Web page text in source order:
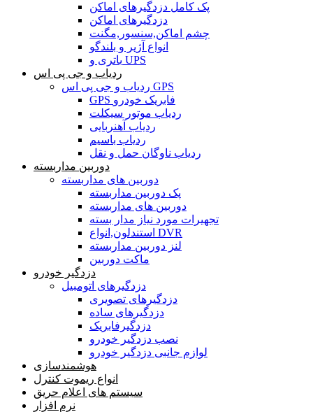
پک کامل دزدگیرهای اماکن
دزدگیرهای اماکن
چشم اماکن,سنسور,مگنت
انواع آژیر و بلندگو
باتری و UPS
ردیاب و جی پی اس
ردیاب و جی پی اس GPS
GPS فابریک خودرو
ردیاب موتور سیکلت
ردیاب آهنربایی
ردیاب باسیم
ردیاب ناوگان حمل و نقل
دوربین مداربسته
دوربین های مداربسته
پک دوربین مداربسته
دوربین های مداربسته
تجهیرات مورد نیاز مدار بسته
استندلون,انواع DVR
لنز دوربین مداربسته
ماکت دوربین
دزدگیر خودرو
دزدگیرهای اتومبیل
دزدگیرهای تصویری
دزدگیرهای ساده
دزدگیرفابریک
نصب دزدگیر خودرو
لوازم جانبی دزدگیر خودرو
هوشمندسازی
انواع ریموت کنترل
سیستم های اعلام حریق
نرم افزار